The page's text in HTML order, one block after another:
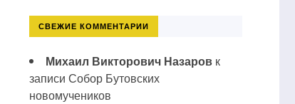
СВЕЖИЕ КОММЕНТАРИИ
Михаил Викторович Назаровк
записи Собор Бутовских
новомучеников